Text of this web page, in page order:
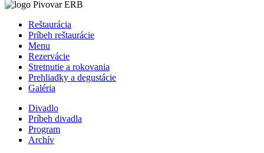
Reštaurácia
Príbeh reštaurácie
Menu
Rezervácie
Stretnutie a rokovania
Prehliadky a degustácie
Galéria
Divadlo
Príbeh divadla
Program
Archív